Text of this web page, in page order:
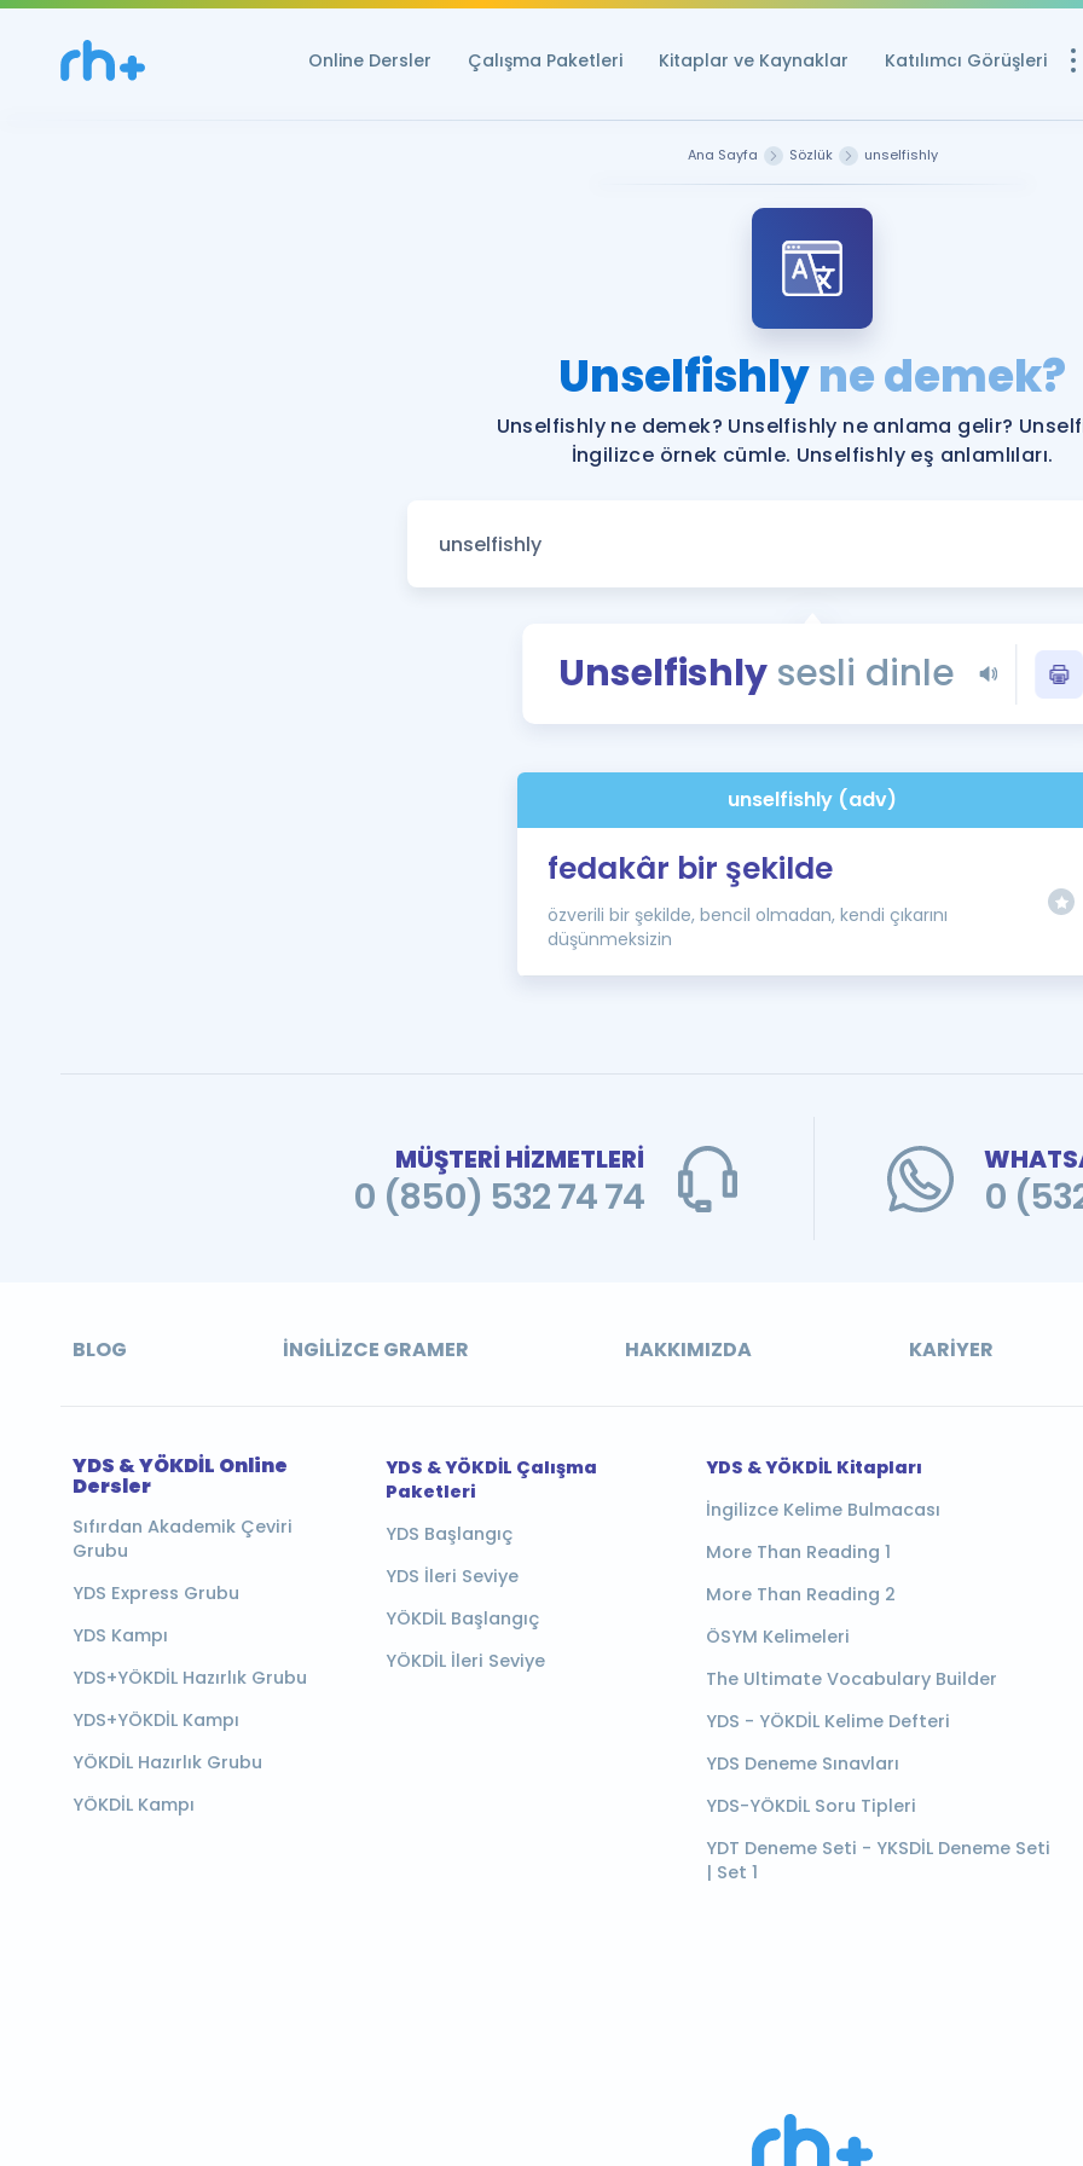
Online Dersler Çalışma Paketleri Kitaplar ve Kaynaklar Katılımcı Görüşleri
Ücretsiz
YDS ve YÖKDİL
YDS ve YÖKDİL'e
Tüm ÖSYM
YDS - YÖKDİL
İngilizce
Ana Sayfa Sözlük unselfishly
Unselfishlyne demek?
Unselfishly ne demek? Unselfishly ne anlama gelir?
İngilizce örnek cümle. Unselfishly eş anlamlıları.
Unselfishly sesli dinle
unselfishly (adv)
fedakâr bir şekilde
özverili bir şekilde, bencil olmadan, kendi çıkarını
düşünmeksizin
MÜŞTERİ HİZMETLERİ
0 (850) 532 74 74 0
BLOG İNGILIZCE GRAMER HAKKIMIZDA KARIYER
YDS & YÖKDİL Online
Dersler
Sıfırdan Akademik Çeviri
Grubu
YDS Express Grubu
YDS Kampı
YDS+YÖKDİL Hazırlık Grubu
YDS+YÖKDİL Kampı
YÖKDİL Hazırlık Grubu
YÖKDİL Kampı
YDS & YÖKDİL Çalışma
Paketleri
YDS Başlangıç
YDS İleri Seviye
YÖKDİL Başlangıç
YÖKDİL İleri Seviye
YDS & YÖKDİL Kitapları
İngilizce Kelime Bulmacası
More Than Reading 1
More Than Reading 2
ÖSYM Kelimeleri
The Ultimate Vocabulary Builder
YDS - YÖKDİL Kelime Defteri
YDS Deneme Sınavları
YDS-YÖKDİL Soru Tipleri
YDT Deneme Seti - YKSDİL Deneme Seti
| Set 1